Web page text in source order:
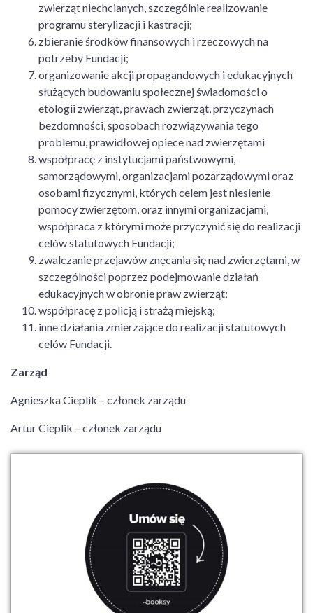
zwierząt niechcianych, szczególnie realizowanie
programu sterylizacji i kastracji;
zbieranie środków finansowych i rzeczowych na
potrzeby Fundacji;
organizowanie akcji propagandowych i edukacyjnych
służących budowaniu społecznej świadomości o
etologii zwierząt, prawach zwierząt, przyczynach
bezdomności, sposobach rozwiązywania tego
problemu, prawidłowej opiece nad zwierzętami
współpracę z instytucjami państwowymi,
samorządowymi, organizacjami pozarządowymi oraz
osobami fizycznymi, których celem jest niesienie
pomocy zwierzętom, oraz innymi organizacjami,
współpraca z którymi może przyczynić się do realizacji
celów statutowych Fundacji;
zwalczanie przejawów znęcania się nad zwierzętami, w
szczególności poprzez podejmowanie działań
edukacyjnych w obronie praw zwierząt;
współpracę z policją i strażą miejską;
inne działania zmierzające do realizacji statutowych
celów Fundacji.
Zarząd
Agnieszka Cieplik – członek zarządu
Artur Cieplik – członek zarządu